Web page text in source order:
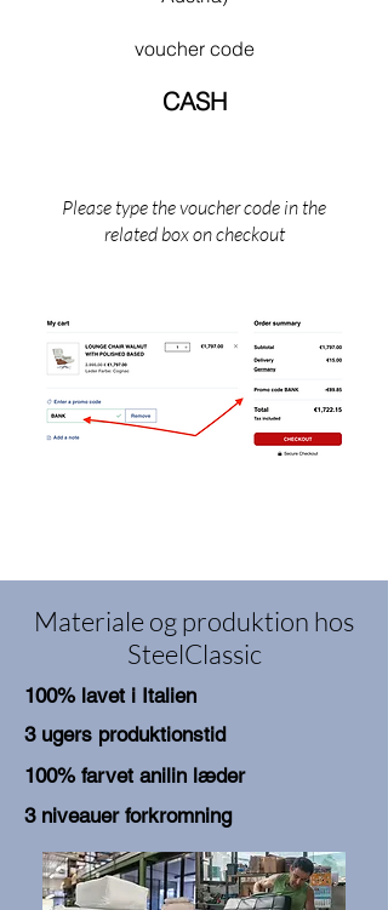
voucher code
CASH
Please type the voucher code in the
related box on checkout
Materiale og produktion hos
SteelClassic
100% lavet i Italien
3 ugers produktionstid
100% farvet anilin læder
3 niveauer forkromning